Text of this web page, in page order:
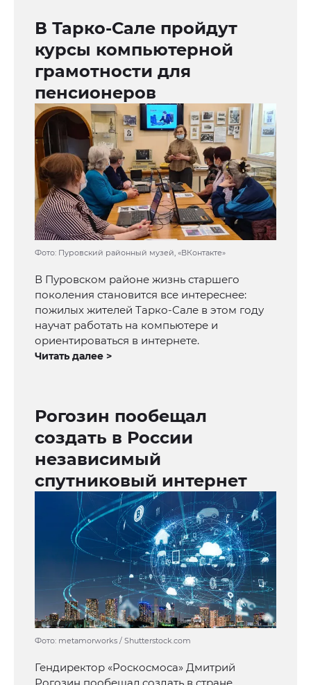
В Тарко-Сале пройдут
курсы компьютерной
грамотности для
пенсионеров
Фото: Пуровский районный музей, «ВКонтакте»
В Пуровском районе жизнь старшего
поколения становится все интереснее:
пожилых жителей Тарко-Сале в этом году
научат работать на компьютере и
ориентироваться в интернете.
Читать далее >
Рогозин пообещал
создать в России
независимый
спутниковый интернет
Фото: metamorworks / Shutterstock.com
Гендиректор «Роскосмоса» Дмитрий